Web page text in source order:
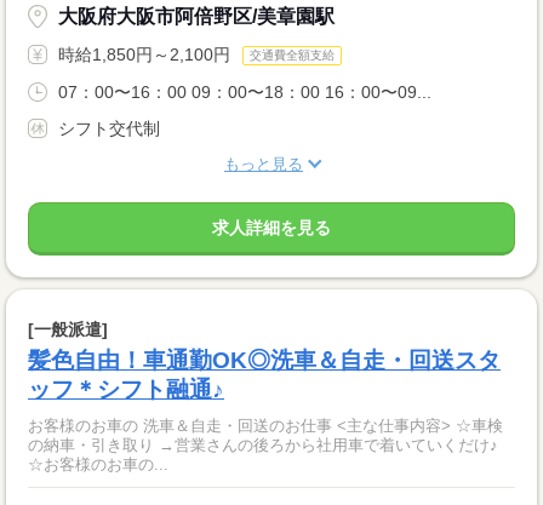
大阪府大阪市阿倍野区/美章園駅
時給1,850円～2,100円 交通費全額支給
07：00〜16：00 09：00〜18：00 16：00〜09...
シフト交代制
もっと見る
求人詳細を見る
[一般派遣]
髪色自由！車通勤OK◎洗車＆自走・回送スタ
ッフ＊シフト融通♪
お客様のお車の 洗車＆自走・回送のお仕事 <主な仕事内容> ☆車検
の納車・引き取り →営業さんの後ろから社用車で着いていくだけ♪
☆お客様のお車の...